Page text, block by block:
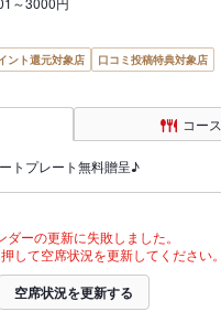
ント還元対象店
口コミ投稿特典対象店
コース
トプレート無料贈呈♪
ダーの更新に失敗しました。
して空席状況を更新してください。
空席状況を更新する